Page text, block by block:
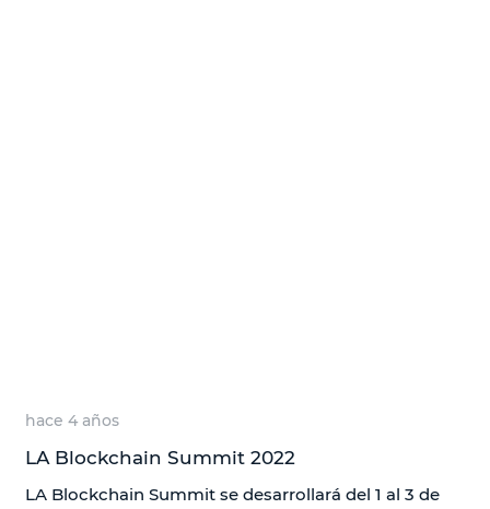
hace 4 años
LA Blockchain Summit 2022
LA Blockchain Summit se desarrollará del 1 al 3 de